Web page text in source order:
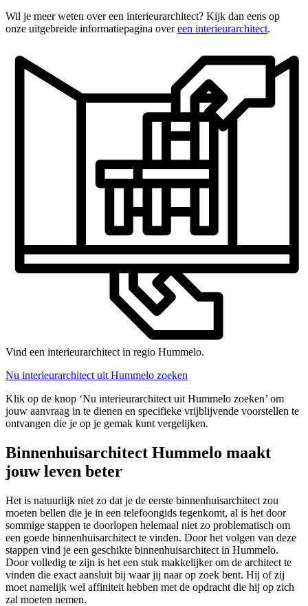
Wil je meer weten over een interieurarchitect? Kijk dan eens op
onze uitgebreide informatiepagina overeen interieurarchitect.
Vind een interieurarchitect in regio Hummelo.
Nu interieurarchitect uit Hummelo zoeken
Klik op de knop ‘Nu interieurarchitect uit Hummelo zoeken’ om
jouw aanvraag in te dienen en specifieke vrijblijvende voorstellen te
ontvangen die je op je gemak kunt vergelijken.
Binnenhuisarchitect Hummelo maakt
jouw leven beter
Het is natuurlijk niet zo dat je de eerste binnenhuisarchitect zou
moeten bellen die je in een telefoongids tegenkomt, al is het door
sommige stappen te doorlopen helemaal niet zo problematisch om
een goede binnenhuisarchitect te vinden. Door het volgen van deze
stappen vind je een geschikte binnenhuisarchitect in Hummelo.
Door volledig te zijn is het een stuk makkelijker om de architect te
vinden die exact aansluit bij waar jij naar op zoek bent. Hij of zij
moet namelijk wel affiniteit hebben met de opdracht die hij op zich
zal moeten nemen.